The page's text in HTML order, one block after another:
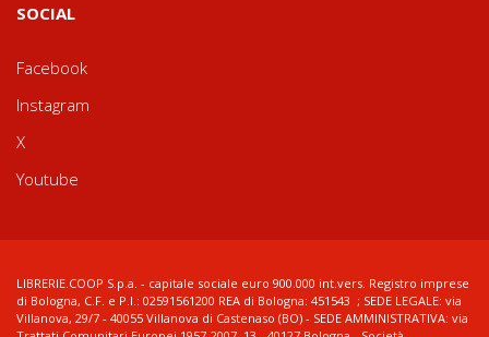
SOCIAL
Facebook
Instagram
X
Youtube
LIBRERIE.COOP S.p.a. - capitale sociale euro 900.000 int.vers. Registro imprese
di Bologna, C.F. e P.I.: 02591561200 REA di Bologna: 451543 ; SEDE LEGALE: via
Villanova, 29/7 - 40055 Villanova di Castenaso (BO) - SEDE AMMINISTRATIVA: via